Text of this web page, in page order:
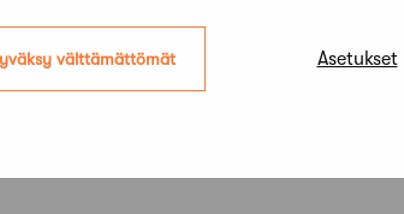
välttämättömät Asetukset
kaupunki yhteistyössä Suomen